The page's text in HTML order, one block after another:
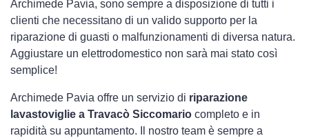
Archimede Pavia, sono sempre a disposizione di tutti i
clienti che necessitano di un valido supporto per la
riparazione di guasti o malfunzionamenti di diversa natura.
Aggiustare un elettrodomestico non sarà mai stato così
semplice!
Archimede Pavia offre un servizio di riparazione
lavastoviglie a Travacò Siccomario completo e in
rapidità su appuntamento. Il nostro team è sempre a